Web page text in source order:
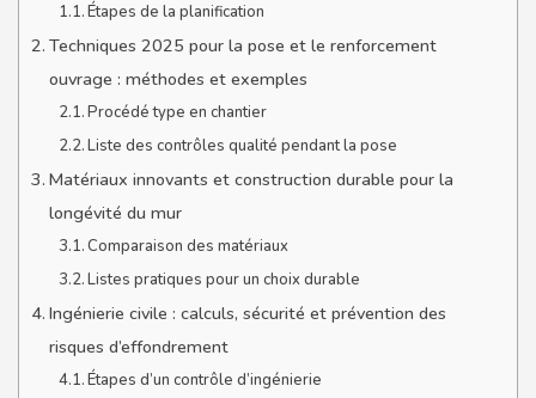
Étapes de la planification
Techniques 2025 pour la pose et le renforcement
ouvrage : méthodes et exemples
Procédé type en chantier
Liste des contrôles qualité pendant la pose
Matériaux innovants et construction durable pour la
longévité du mur
Comparaison des matériaux
Listes pratiques pour un choix durable
Ingénierie civile : calculs, sécurité et prévention des
risques d’effondrement
Étapes d’un contrôle d’ingénierie